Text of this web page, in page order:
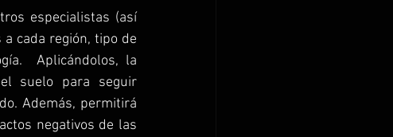
especialistas (así
cada región, tipo de
Aplicándolos, la
suelo para seguir
Además, permitirá
negativos de las